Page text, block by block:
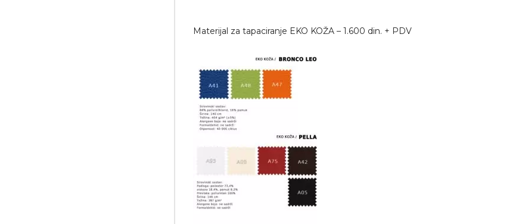
Materijal za tapaciranje EKO KOŽA – 1.600 din. + PDV